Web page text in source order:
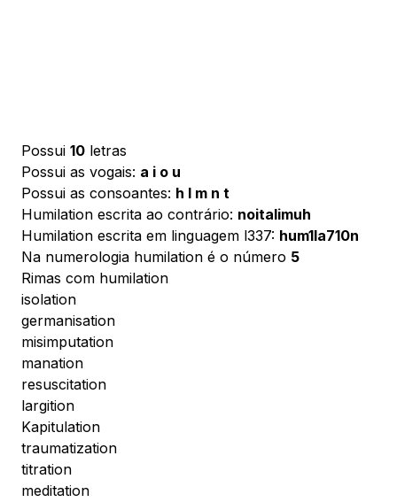
Possui 10 letras
Possui as vogais: a i o u
Possui as consoantes: h l m n t
Humilation escrita ao contrário: noitalimuh
Humilation escrita em linguagem l337: hum1la710n
Na numerologia humilation é o número 5
Rimas com humilation
isolation
germanisation
misimputation
manation
resuscitation
largition
Kapitulation
traumatization
titration
meditation